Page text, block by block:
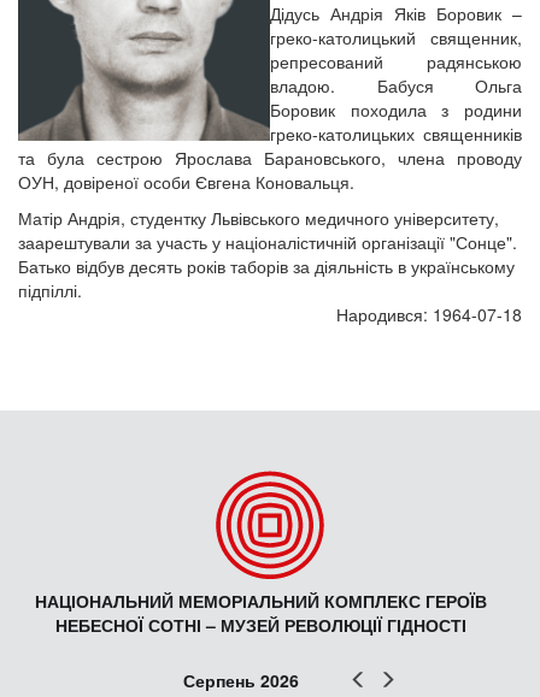
Дідусь Андрія Яків Боровик –
греко-католицький священник,
репресований радянською
владою. Бабуся Ольга
Боровик походила з родини
греко-католицьких священників
та була сестрою Ярослава Барановського, члена проводу
ОУН, довіреної особи Євгена Коновальця.
Матір Андрія, студентку Львівського медичного університету,
заарештували за участь у націоналістичній організації "Сонце".
Батько відбув десять років таборів за діяльність в українському
підпіллі.
Народився: 1964-07-18
НАЦІОНАЛЬНИЙ МЕМОРІАЛЬНИЙ КОМПЛЕКС ГЕРОЇВ
НЕБЕСНОЇ СОТНІ – МУЗЕЙ РЕВОЛЮЦІЇ ГІДНОСТІ
Попер
Серпень 2026